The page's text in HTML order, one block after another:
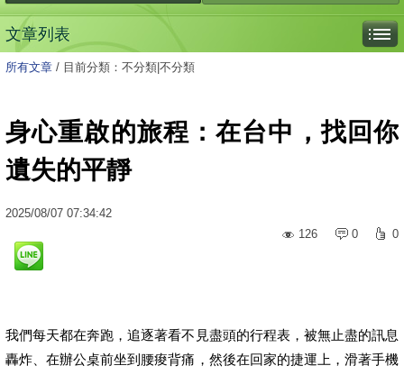
文章列表
所有文章 / 目前分類：不分類|不分類
身心重啟的旅程：在台中，找回你
遺失的平靜
2025/08/07 07:34:42
126
0 0
我們每天都在奔跑，追逐著看不見盡頭的行程表，被無止盡的訊息
轟炸、在辦公桌前坐到腰痠背痛，然後在回家的捷運上，滑著手機